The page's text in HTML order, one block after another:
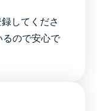
してくださ
ので安心で